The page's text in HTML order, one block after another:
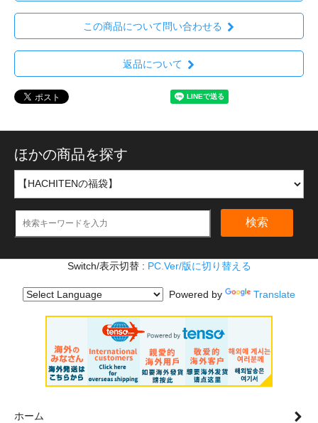
この商品について問い合わせる
返品について
ほかの商品を探す
検索
Switch/表示切替 : PC.Ver/版に切り替える
Powered by Translate
ホーム